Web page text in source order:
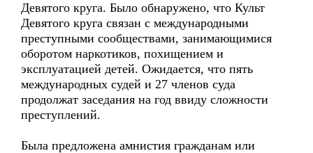
Девятого круга. Было обнаружено, что Культ
Девятого круга связан с международными
преступными сообществами, занимающимися
оборотом наркотиков, похищением и
эксплуатацией детей. Ожидается, что пять
международных судей и 27 членов суда
продолжат заседания на год ввиду сложности
преступлений.
Была предложена амнистия гражданам или